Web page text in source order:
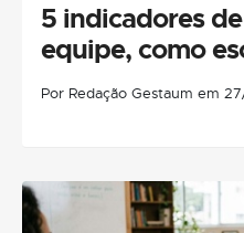
5 indicadores
equipe, como
Por Redação Gestaum em